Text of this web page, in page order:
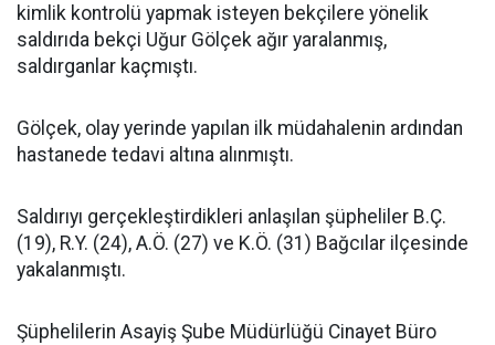
kimlik kontrolü yapmak isteyen bekçilere yönelik
saldırıda bekçi Uğur Gölçek ağır yaralanmış,
saldırganlar kaçmıştı.
Gölçek, olay yerinde yapılan ilk müdahalenin ardından
hastanede tedavi altına alınmıştı.
Saldırıyı gerçekleştirdikleri anlaşılan şüpheliler B.Ç.
(19), R.Y. (24), A.Ö. (27) ve K.Ö. (31) Bağcılar ilçesinde
yakalanmıştı.
Şüphelilerin Asayiş Şube Müdürlüğü Cinayet Büro